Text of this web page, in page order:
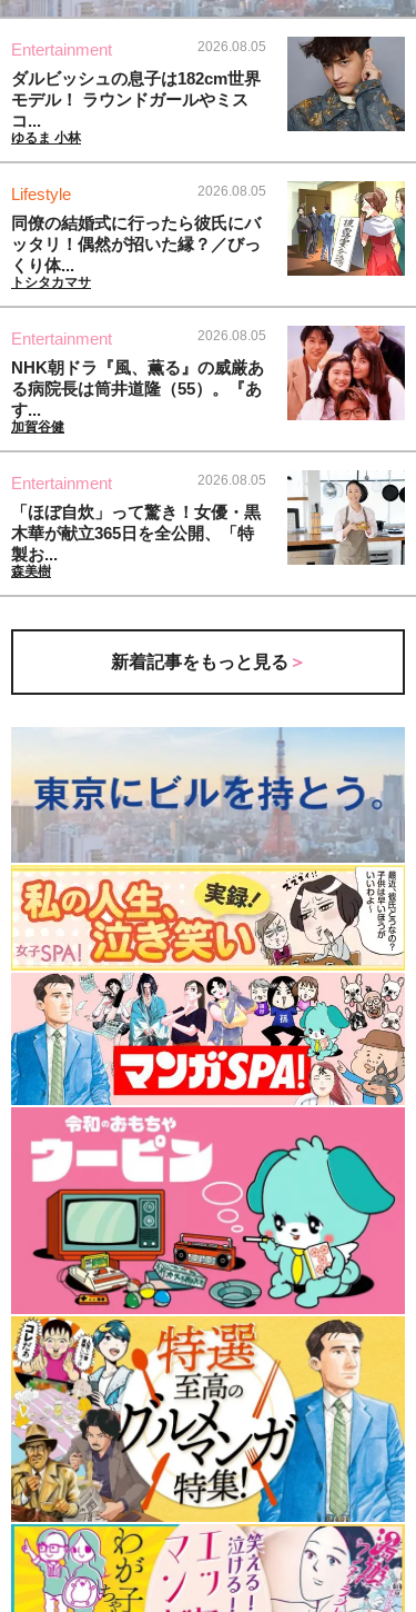
Entertainment 2026.08.05
ダルビッシュの息子は182cm世界
モデル！ ラウンドガールやミス
コ...
ゆるま 小林
Lifestyle 2026.08.05
同僚の結婚式に行ったら彼氏にバ
ッタリ！偶然が招いた縁？／びっ
くり体...
トシタカマサ
Entertainment 2026.08.05
NHK朝ドラ『風、薫る』の威厳あ
る病院長は筒井道隆（55）。『あ
す...
加賀谷健
Entertainment 2026.08.05
「ほぼ自炊」って驚き！女優・黒
木華が献立365日を全公開、「特
製お...
森美樹
新着記事をもっと見る